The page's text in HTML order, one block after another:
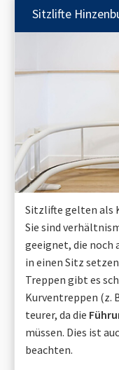
Sitzlifte
Sitzlifte gelten als
Sie sind
geeignet, die noch
in einen Sitz
Treppen gibt es
Kurventreppen (z.
teurer, da die
müssen. Dies ist
beachten.